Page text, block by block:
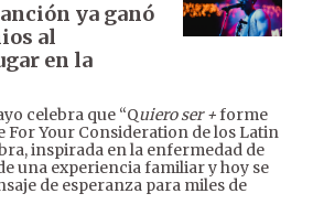
ya ganó
al
en la
celebra que “Quiero ser +forme
For Your Consideration de los Latin
inspirada en la enfermedad de
una experiencia familiar y hoy se
de esperanza para miles de